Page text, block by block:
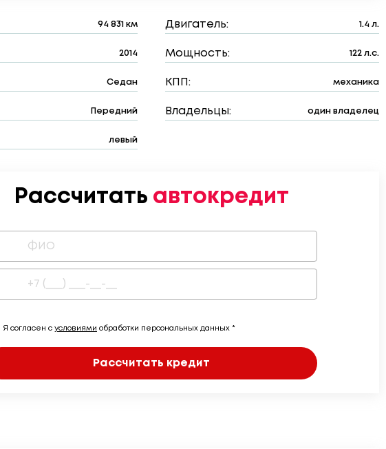
94 831 км Двигатель: 1.4 л.
2014 Мощность: 122 л.с.
Седан КПП: механика
Передний Владельцы: один владелец
левый
Рассчитать автокредит
Я согласен с условиями обработки персональных данных *
Рассчитать кредит